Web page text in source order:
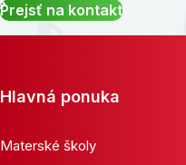
Prejsť na kontakt
Hlavná ponuka
Materské školy